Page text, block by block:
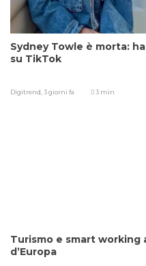
Sydney Towle è morta:
su TikTok
Digitrend,3 giorni fa 3 min
Turismo e smart working
d’Europa